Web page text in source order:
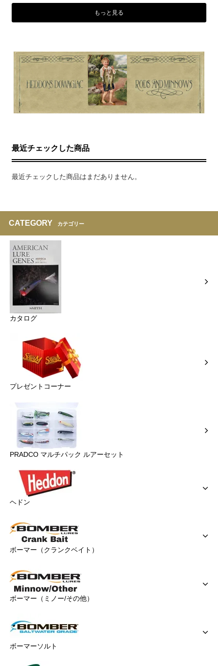
もっと見る
最近チェックした商品
最近チェックした商品はまだありません。
CATEGORY カテゴリー
カタログ
プレゼントコーナー
PRADCO マルチパック ルアーセット
ヘドン
ボーマー（クランクベイト）
ボーマー（ミノー/その他）
ボーマーソルト